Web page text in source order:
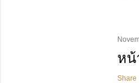
หน้
Share